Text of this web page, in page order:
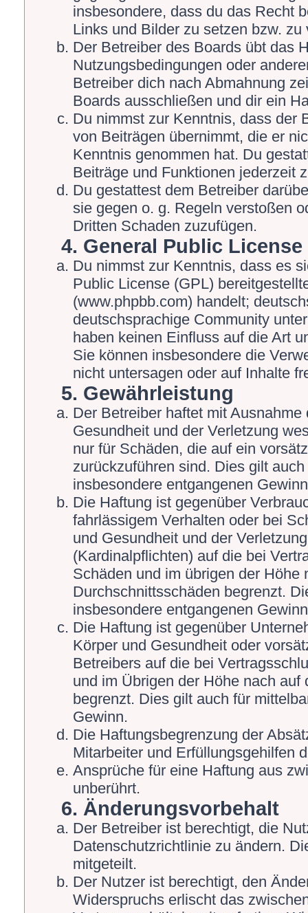
insbesondere, dass du das Recht
Links und Bilder zu setzen bzw. zu
Der Betreiber des Boards übt das
Nutzungsbedingungen oder
Betreiber dich nach Abmahnung
Boards ausschließen und dir ein
Du nimmst zur Kenntnis, dass der
von Beiträgen übernimmt, die er
Kenntnis genommen hat. Du
Beiträge und Funktionen jederzeit
Du gestattest dem Betreiber
sie gegen o. g. Regeln verstoßen
Dritten Schaden zuzufügen.
4. General Public License
Du nimmst zur Kenntnis, dass es
Public License (GPL)
(www.phpbb.com) handelt;
deutschsprachige Community
haben keinen Einfluss auf die Art
Sie können insbesondere die
nicht untersagen oder auf Inhalte
5. Gewährleistung
Der Betreiber haftet mit
Gesundheit und der Verletzung
nur für Schäden, die auf ein
zurückzuführen sind. Dies gilt
insbesondere entgangenen
Die Haftung ist gegenüber
fahrlässigem Verhalten oder bei
und Gesundheit und der
(Kardinalpflichten) auf die bei
Schäden und im übrigen der Höhe
Durchschnittsschäden begrenzt.
insbesondere entgangenen
Die Haftung ist gegenüber
Körper und Gesundheit oder
Betreibers auf die bei
und im Übrigen der Höhe nach
begrenzt. Dies gilt auch für
Gewinn.
Die Haftungsbegrenzung der
Mitarbeiter und Erfüllungsgehilfen
Ansprüche für eine Haftung aus
unberührt.
6. Änderungsvorbehalt
Der Betreiber ist berechtigt, die
Datenschutzrichtlinie zu ändern.
mitgeteilt.
Der Nutzer ist berechtigt, den
Widerspruchs erlischt das